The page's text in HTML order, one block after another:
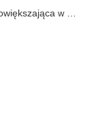
w C/C++